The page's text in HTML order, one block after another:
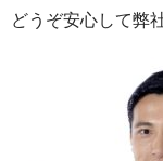
どうぞ安心して弊